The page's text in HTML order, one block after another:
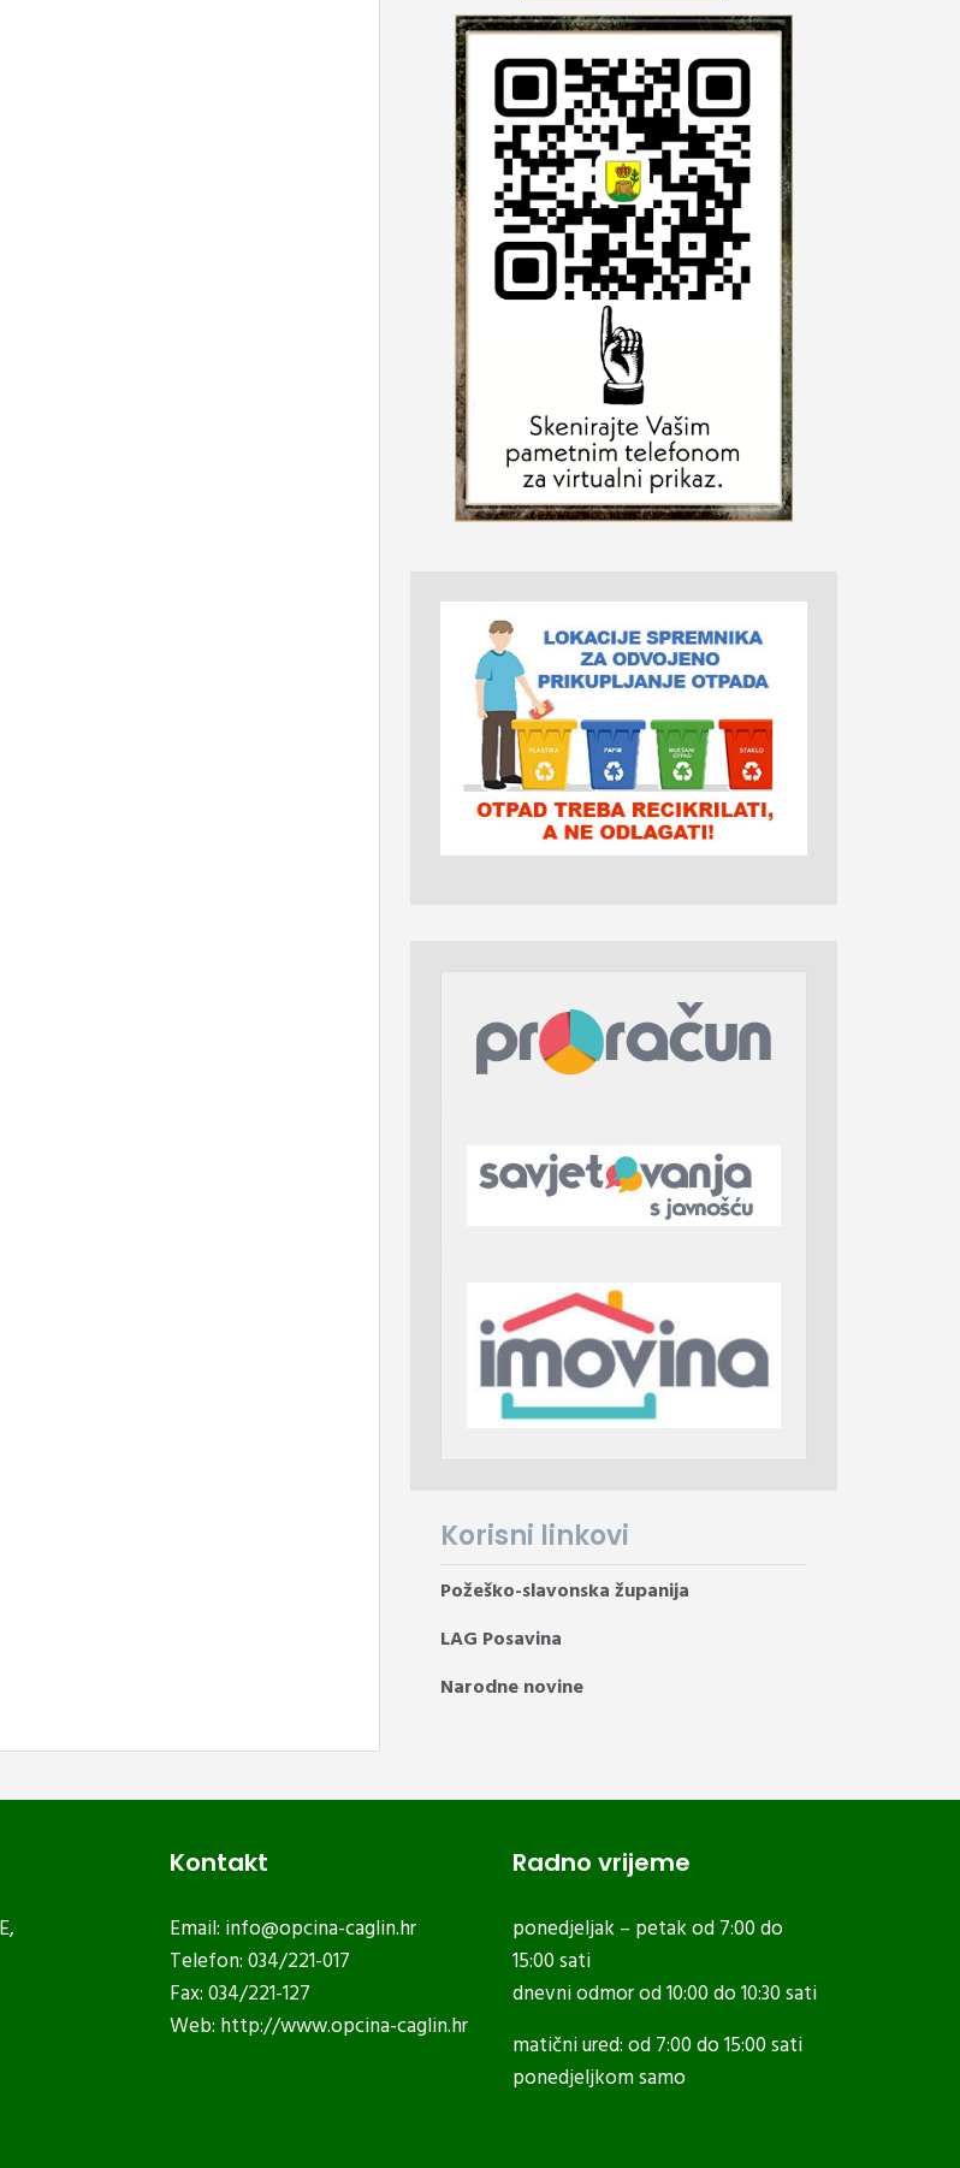
Korisni linkovi
Požeško-slavonska županija
LAG Posavina
Narodne novine
Kontakt
Email: info@opcina-caglin.hr
Telefon: 034/221-017
Fax: 034/221-127
Web: http://www.opcina-caglin.hr
Radno vrijeme
ponedjeljak – petak od 7:00 do
15:00 sati
dnevni odmor od 10:00 do 10:30 sati
matični ured: od 7:00 do 15:00 sati
ponedjeljkom samo